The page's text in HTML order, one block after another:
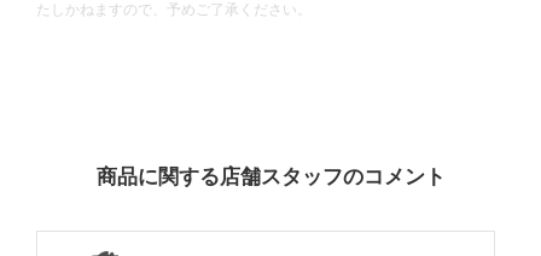
たしかねますので、予めご了承ください。
商品に関する店舗スタッフのコメント